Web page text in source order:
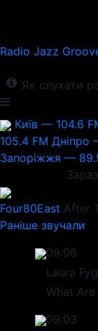
Radio Jazz
Як слухати
Київ — 104.6
105.4 FM Дніпро
Запоріжжя —
Four80East After
Раніше звучали
09:06
Laura
What
09:03